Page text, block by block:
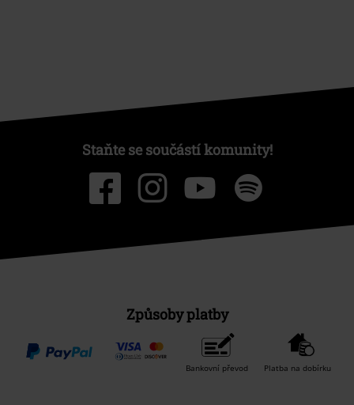
Staňte se součástí komunity!
Způsoby platby
Bankovní převod Platba na dobírku